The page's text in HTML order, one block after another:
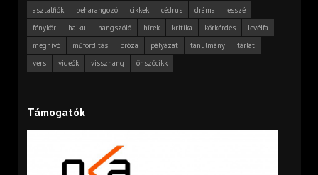
asztalfiók beharangozó cikkek cédrus dráma
esszé
fénykör
haiku hangszóló hírek kritika körkérdés
levélfa
meghívó
műfordítás próza pályázat tanulmány
tárlat
vers
videók visszhang önszócikk
Támogatók